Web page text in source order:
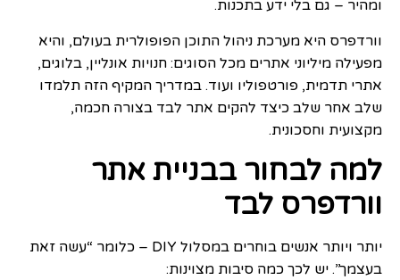
ומהיר – גם בלי ידע בתכנות.
וורדפרס היא מערכת ניהול התוכן הפופולרית בעולם, והיא
מפעילה מיליוני אתרים מכל הסוגים: חנויות אונליין, בלוגים,
אתרי תדמית, פורטפוליו ועוד. במדריך המקיף הזה תלמדו
שלב אחר שלב כיצד להקים אתר לבד בצורה חכמה,
מקצועית וחסכונית.
למה לבחור בבניית אתר
וורדפרס לבד
יותר ויותר אנשים בוחרים במסלול DIY – כלומר “עשה זאת
בעצמך”. יש לכך כמה סיבות מצוינות: